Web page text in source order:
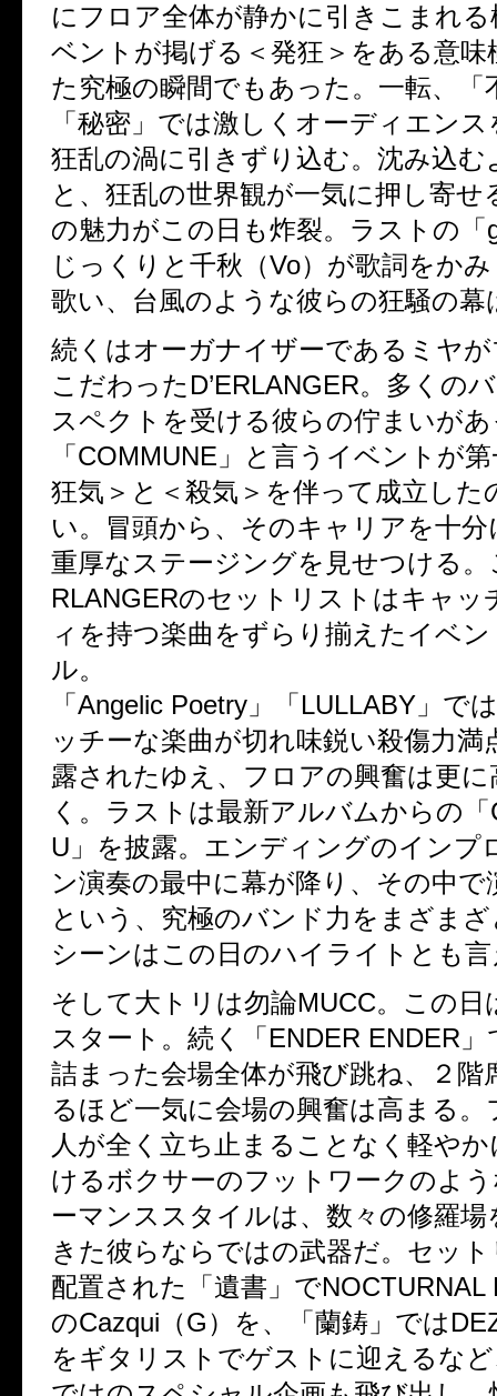
にフロア全体が静かに引きこまれ
ベントが掲げる＜発狂＞をある意味
た究極の瞬間でもあった。一転、「
「秘密」では激しくオーディエン
狂乱の渦に引きずり込む。沈み込む
と、狂乱の世界観が一気に押し寄せ
の魅力がこの日も炸裂。ラストの「
じっくりと千秋（Vo）が歌詞をか
歌い、台風のような彼らの狂騒の幕
続くはオーガナイザーであるミヤ
こだわったD’ERLANGER。多くの
スペクトを受ける彼らの佇まいが
「COMMUNE」と言うイベントが
狂気＞と＜殺気＞を伴って成立した
い。冒頭から、そのキャリアを十
重厚なステージングを見せつける。
RLANGERのセットリストはキャッ
ィを持つ楽曲をずらり揃えたイベ
ル。
「Angelic Poetry」「LULLABY」で
ッチーな楽曲が切れ味鋭い殺傷力満
露されたゆえ、フロアの興奮は更
く。ラストは最新アルバムからの「
U」を披露。エンディングのインプ
ン演奏の最中に幕が降り、その中で
という、究極のバンド力をまざま
シーンはこの日のハイライトとも
そして大トリは勿論MUCC。この日
スタート。続く「ENDER ENDER
詰まった会場全体が飛び跳ね、２階
るほど一気に会場の興奮は高まる
人が全く立ち止まることなく軽や
けるボクサーのフットワークのよ
ーマンススタイルは、数々の修羅
きた彼らならではの武器だ。セッ
配置された「遺書」でNOCTURNAL
のCazqui（G）を、「蘭鋳」では
をギタリストでゲストに迎えるな